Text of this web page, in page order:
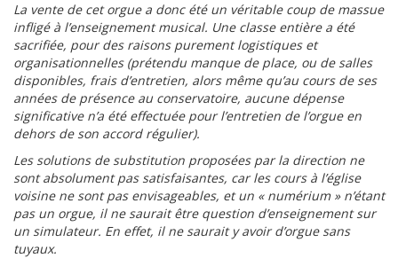
La vente de cet orgue a donc été un véritable coup de massue
infligé à l’enseignement musical. Une classe entière a été
sacrifiée, pour des raisons purement logistiques et
organisationnelles (prétendu manque de place, ou de salles
disponibles, frais d’entretien, alors même qu’au cours de ses
années de présence au conservatoire, aucune dépense
significative n’a été effectuée pour l’entretien de l’orgue en
dehors de son accord régulier).
Les solutions de substitution proposées par la direction ne
sont absolument pas satisfaisantes, car les cours à l’église
voisine ne sont pas envisageables, et un « numérium » n’étant
pas un orgue, il ne saurait être question d’enseignement sur
un simulateur. En effet, il ne saurait y avoir d’orgue sans
tuyaux.